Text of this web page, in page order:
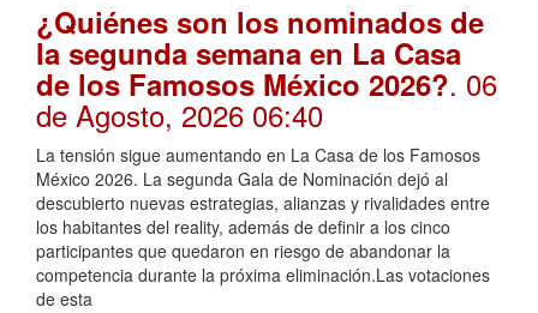
¿Quiénes son los nominados de
la segunda semana en La Casa
de los Famosos México 2026?. 06
de Agosto, 2026 06:40
La tensión sigue aumentando en La Casa de los Famosos
México 2026. La segunda Gala de Nominación dejó al
descubierto nuevas estrategias, alianzas y rivalidades entre
los habitantes del reality, además de definir a los cinco
participantes que quedaron en riesgo de abandonar la
competencia durante la próxima eliminación.Las votaciones
de esta